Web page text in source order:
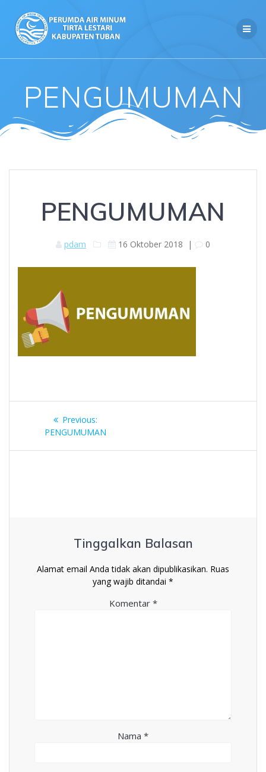
PENGUMUMAN
PENGUMUMAN
pdam 16 Oktober 2018 | 0
Navigasi
Previous:Previous
post:
PENGUMUMAN
Tinggalkan Balasan
Alamat email Anda tidak akan dipublikasikan. Ruas
yang wajib ditandai *
Komentar *
Nama *